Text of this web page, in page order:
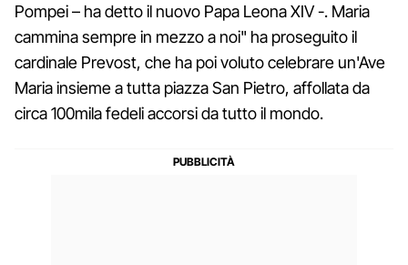
Pompei – ha detto il nuovo Papa Leona XIV -. Maria
cammina sempre in mezzo a noi" ha proseguito il
cardinale Prevost, che ha poi voluto celebrare un'Ave
Maria insieme a tutta piazza San Pietro, affollata da
circa 100mila fedeli accorsi da tutto il mondo.